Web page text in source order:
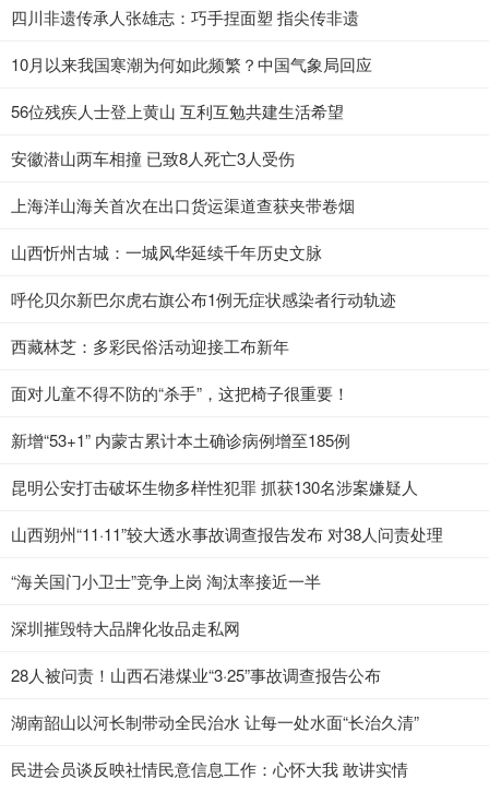
四川非遗传承人张雄志：巧手捏面塑 指尖传非遗
10月以来我国寒潮为何如此频繁？中国气象局回应
56位残疾人士登上黄山 互利互勉共建生活希望
安徽潜山两车相撞 已致8人死亡3人受伤
上海洋山海关首次在出口货运渠道查获夹带卷烟
山西忻州古城：一城风华延续千年历史文脉
呼伦贝尔新巴尔虎右旗公布1例无症状感染者行动轨迹
西藏林芝：多彩民俗活动迎接工布新年
面对儿童不得不防的“杀手”，这把椅子很重要！
新增“53+1” 内蒙古累计本土确诊病例增至185例
昆明公安打击破坏生物多样性犯罪 抓获130名涉案嫌疑人
山西朔州“11·11”较大透水事故调查报告发布 对38人问责处理
“海关国门小卫士”竞争上岗 淘汰率接近一半
深圳摧毁特大品牌化妆品走私网
28人被问责！山西石港煤业“3·25”事故调查报告公布
湖南韶山以河长制带动全民治水 让每一处水面“长治久清”
民进会员谈反映社情民意信息工作：心怀大我 敢讲实情